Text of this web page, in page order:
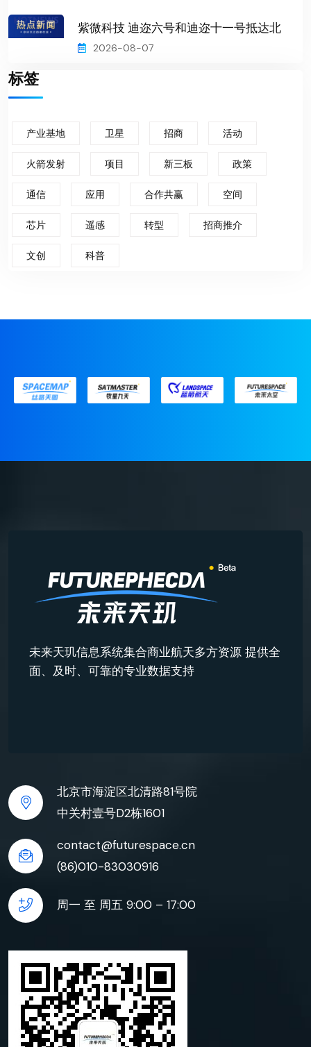
紫微科技 迪迩六号和迪迩十一号抵达北
2026-08-07
标签
产业基地 卫星 招商 活动
火箭发射 项目 新三板 政策
通信 应用 合作共赢 空间
芯片 遥感 转型 招商推介
文创 科普
未来天玑信息系统集合商业航天多方资源 提供全
面、及时、可靠的专业数据支持
北京市海淀区北清路81号院
中关村壹号D2栋1601
contact@futurespace.cn
(86)010-83030916
周一 至 周五 9:00 – 17:00